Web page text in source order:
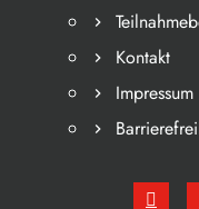
Kontakt
Impressum